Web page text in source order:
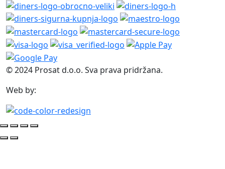
© 2024 Prosat d.o.o. Sva prava pridržana.
Web by: